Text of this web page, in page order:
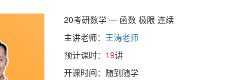
20考研数学 — 函数 极限 连续
主讲老师： 王涛老师
预计课时： 19讲
开课时间：随到随学